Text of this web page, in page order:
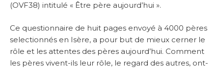
(OVF38) intitulé « Être père aujourd’hui ».
Ce questionnaire de huit pages envoyé à 4000 pères
selectionnés en Isère, a pour but de mieux cerner le
rôle et les attentes des pères aujourd’hui. Comment
les pères vivent-ils leur rôle, le regard des autres, ont-